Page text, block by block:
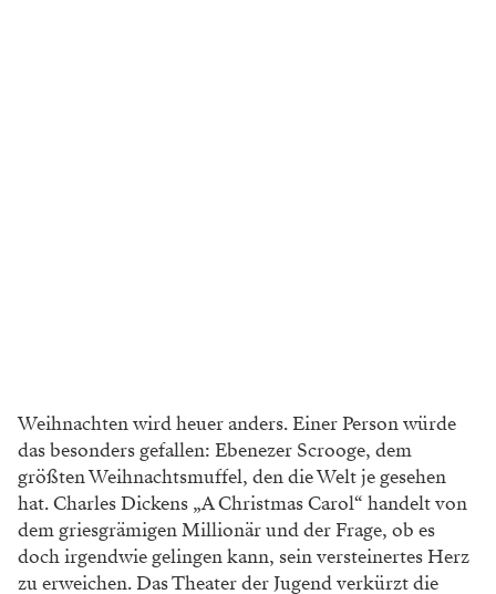
Weihnachten wird heuer anders. Einer Person würde
das besonders gefallen: Ebenezer Scrooge, dem
größten Weihnachtsmuffel, den die Welt je gesehen
hat. Charles Dickens „A Christmas Carol“ handelt von
dem griesgrämigen Millionär und der Frage, ob es
doch irgendwie gelingen kann, sein versteinertes Herz
zu erweichen. Das Theater der Jugend verkürzt die